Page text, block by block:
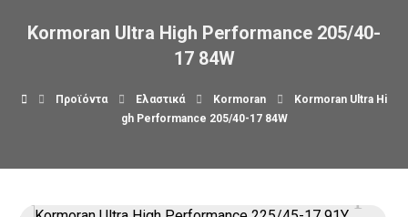
Kormoran Ultra High Performance 205/40-
17 84W
Προϊόντα Ελαστικά Kormoran
Kormoran Ultra Hi
gh Performance 205/40-17 84W